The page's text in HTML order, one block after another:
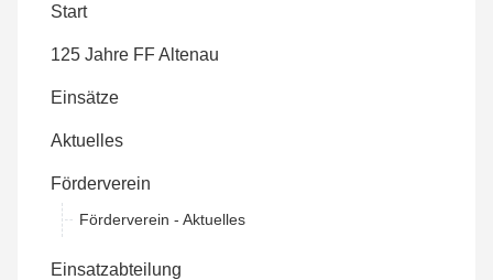
Start
125 Jahre FF Altenau
Einsätze
Aktuelles
Förderverein
Förderverein - Aktuelles
Einsatzabteilung